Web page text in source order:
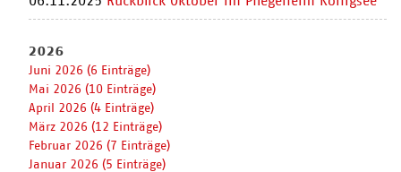
2026
Juni 2026 (6 Einträge)
Mai 2026 (10 Einträge)
April 2026 (4 Einträge)
März 2026 (12 Einträge)
Februar 2026 (7 Einträge)
Januar 2026 (5 Einträge)